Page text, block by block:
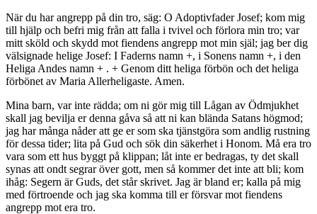
När du har angrepp på din tro, säg: O Adoptivfader Josef; kom mig
till hjälp och befri mig från att falla i tvivel och förlora min tro; var
mitt sköld och skydd mot fiendens angrepp mot min själ; jag ber dig
välsignade helige Josef: I Faderns namn +, i Sonens namn +, i den
Heliga Andes namn + . + Genom ditt heliga förbön och det heliga
förbönet av Maria Allerheligaste. Amen.
Mina barn, var inte rädda; om ni gör mig till Lågan av Ödmjukhet
skall jag bevilja er denna gåva så att ni kan blända Satans högmod;
jag har många nåder att ge er som ska tjänstgöra som andlig rustning
för dessa tider; lita på Gud och sök din säkerhet i Honom. Må era tro
vara som ett hus byggt på klippan; låt inte er bedragas, ty det skall
synas att ondt segrar över gott, men så kommer det inte att bli; kom
ihåg: Segern är Guds, det står skrivet. Jag är bland er; kalla på mig
med förtroende och jag ska komma till er försvar mot fiendens
angrepp mot era tro.